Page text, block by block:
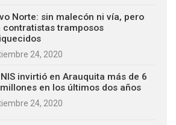
Norte: sin malecón ni vía, pero
contratistas tramposos
24, 2020
invirtió en Arauquita más de 6
en los últimos dos años
24, 2020